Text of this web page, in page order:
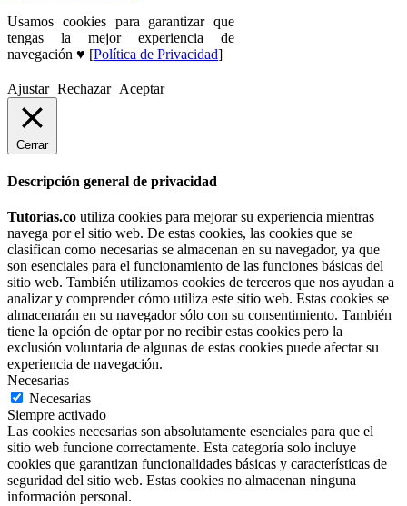
Usamos cookies para garantizar que
tengas la mejor experiencia de
navegación ♥ [Política de Privacidad]
Ajustar Rechazar Aceptar
Cerrar
Descripción general de privacidad
Tutorias.co utiliza cookies para mejorar su experiencia mientras
navega por el sitio web. De estas cookies, las cookies que se
clasifican como necesarias se almacenan en su navegador, ya que
son esenciales para el funcionamiento de las funciones básicas del
sitio web. También utilizamos cookies de terceros que nos ayudan a
analizar y comprender cómo utiliza este sitio web. Estas cookies se
almacenarán en su navegador sólo con su consentimiento. También
tiene la opción de optar por no recibir estas cookies pero la
exclusión voluntaria de algunas de estas cookies puede afectar su
experiencia de navegación.
Necesarias
Necesarias
Siempre activado
Las cookies necesarias son absolutamente esenciales para que el
sitio web funcione correctamente. Esta categoría solo incluye
cookies que garantizan funcionalidades básicas y características de
seguridad del sitio web. Estas cookies no almacenan ninguna
información personal.